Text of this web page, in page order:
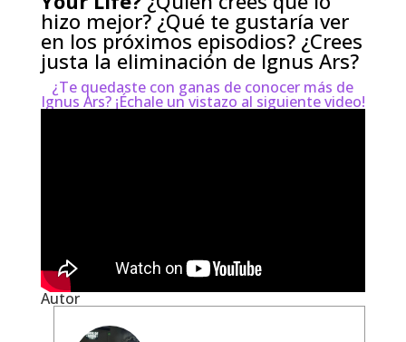
hizo mejor? ¿Qué te gustaría ver
en los próximos episodios? ¿Crees
justa la eliminación de Ignus Ars?
¿Te quedaste con ganas de conocer más de
Ignus Ars? ¡Échale un vistazo al siguiente video!
Autor